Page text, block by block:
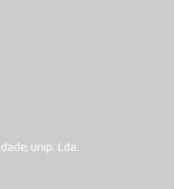
unip. Lda.